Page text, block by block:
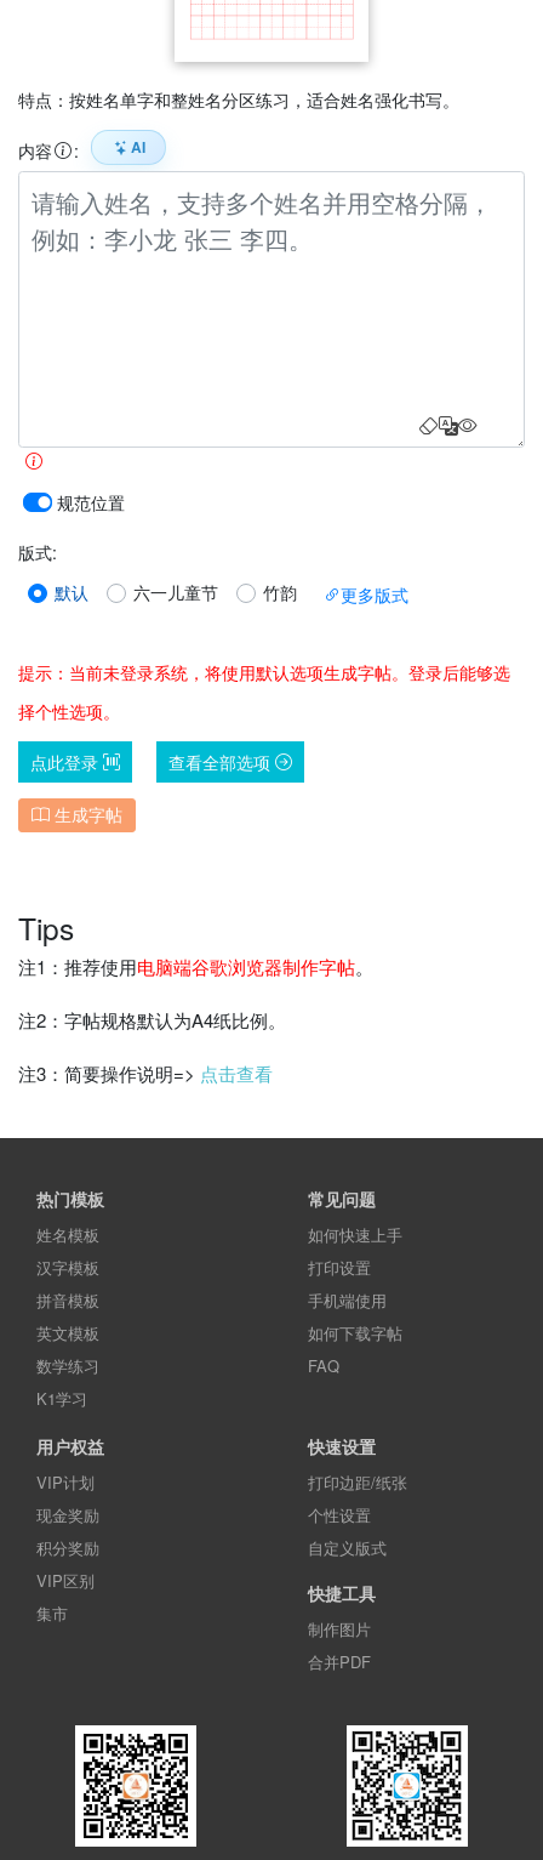
特点：按姓名单字和整姓名分区练习，适合姓名强化书写。
内容 : AI
规范位置
版式:
默认
六一儿童节 竹韵 更多版式
提示：当前未登录系统，将使用默认选项生成字帖。登录后能够选
择个性选项。
点此登录 查看全部选项
生成字帖
Tips
注1：推荐使用电脑端谷歌浏览器制作字帖。
注2：字帖规格默认为A4纸比例。
注3：简要操作说明=> 点击查看
热门模板
姓名模板
汉字模板
拼音模板
英文模板
数学练习
K1学习
常见问题
如何快速上手
打印设置
手机端使用
如何下载字帖
FAQ
用户权益
VIP计划
现金奖励
积分奖励
VIP区别
集市
快速设置
打印边距/纸张
个性设置
自定义版式
快捷工具
制作图片
合并PDF